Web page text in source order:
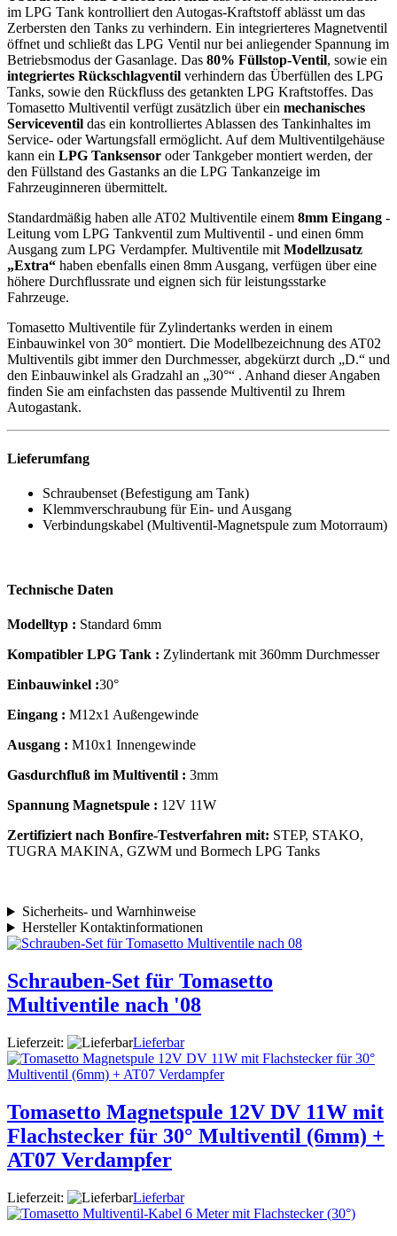
im LPG Tank kontrolliert den Autogas-Kraftstoff ablässt um das
Zerbersten den Tanks zu verhindern. Ein integrierteres Magnetventil
öffnet und schließt das LPG Ventil nur bei anliegender Spannung im
Betriebsmodus der Gasanlage. Das 80% Füllstop-Ventil, sowie ein
integriertes Rückschlagventil verhindern das Überfüllen des LPG
Tanks, sowie den Rückfluss des getankten LPG Kraftstoffes. Das
Tomasetto Multiventil verfügt zusätzlich über ein mechanisches
Serviceventil das ein kontrolliertes Ablassen des Tankinhaltes im
Service- oder Wartungsfall ermöglicht. Auf dem Multiventilgehäuse
kann ein LPG Tanksensor oder Tankgeber montiert werden, der
den Füllstand des Gastanks an die LPG Tankanzeige im
Fahrzeuginneren übermittelt.
Standardmäßig haben alle AT02 Multiventile einem 8mm Eingang -
Leitung vom LPG Tankventil zum Multiventil - und einen 6mm
Ausgang zum LPG Verdampfer. Multiventile mit Modellzusatz
„Extra“ haben ebenfalls einen 8mm Ausgang, verfügen über eine
höhere Durchflussrate und eignen sich für leistungsstarke
Fahrzeuge.
Tomasetto Multiventile für Zylindertanks werden in einem
Einbauwinkel von 30° montiert. Die Modellbezeichnung des AT02
Multiventils gibt immer den Durchmesser, abgekürzt durch „D.“ und
den Einbauwinkel als Gradzahl an „30°“ . Anhand dieser Angaben
finden Sie am einfachsten das passende Multiventil zu Ihrem
Autogastank.
Lieferumfang
Schraubenset (Befestigung am Tank)
Klemmverschraubung für Ein- und Ausgang
Verbindungskabel (Multiventil-Magnetspule zum Motorraum)
Technische Daten
Modelltyp : Standard 6mm
Kompatibler LPG Tank : Zylindertank mit 360mm Durchmesser
Einbauwinkel :30°
Eingang : M12x1 Außengewinde
Ausgang : M10x1 Innengewinde
Gasdurchfluß im Multiventil : 3mm
Spannung Magnetspule : 12V 11W
Zertifiziert nach Bonfire-Testverfahren mit: STEP, STAKO,
TUGRA MAKINA, GZWM und Bormech LPG Tanks
Sicherheits- und Warnhinweise
Hersteller Kontaktinformationen
Schrauben-Set für Tomasetto
Multiventile nach '08
Lieferzeit: Lieferbar
Tomasetto Magnetspule 12V DV 11W mit
Flachstecker für 30° Multiventil (6mm) +
AT07 Verdampfer
Lieferzeit: Lieferbar